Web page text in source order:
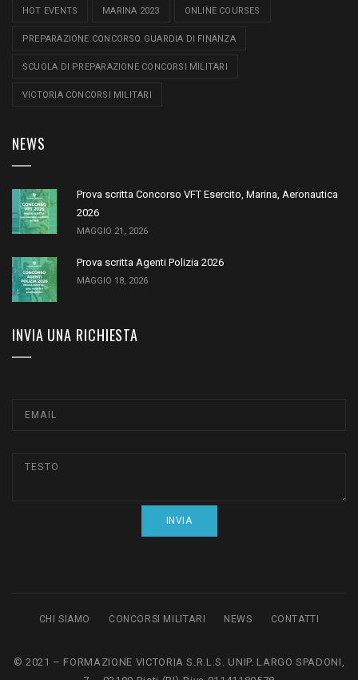
HOT EVENTS MARINA 2023 ONLINE COURSES
PREPARAZIONE CONCORSO GUARDIA DI FINANZA
SCUOLA DI PREPARAZIONE CONCORSI MILITARI
VICTORIA CONCORSI MILITARI
NEWS
Prova scritta Concorso VFT Esercito, Marina, Aeronautica
2026
MAGGIO 21, 2026
Prova scritta Agenti Polizia 2026
MAGGIO 18, 2026
INVIA UNA RICHIESTA
CHI SIAMO CONCORSI MILITARI NEWS CONTATTI
© 2021 – FORMAZIONE VICTORIA S.R.L.S. UNIP. LARGO SPADONI,